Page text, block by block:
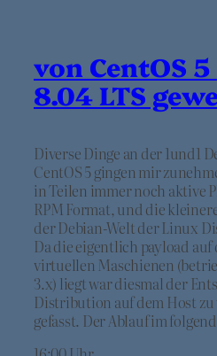
von CentOS
8.04 LTS
Diverse Dinge an der 1und1
CentOS 5 gingen mir
in Teilen immer noch aktive
RPM Format, und die
der Debian-Welt der Linux
Da die eigentlich payload auf
virtuellen Maschienen
3.x) liegt war diesmal der
Distribution auf dem Host
gefasst. Der Ablauf im